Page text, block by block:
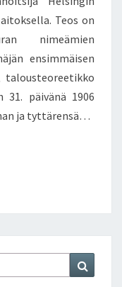
Teos on
nimeämien
ensimmäisen
talousteoreetikko
31. päivänä 1906
ja tyttärensä…
MORE